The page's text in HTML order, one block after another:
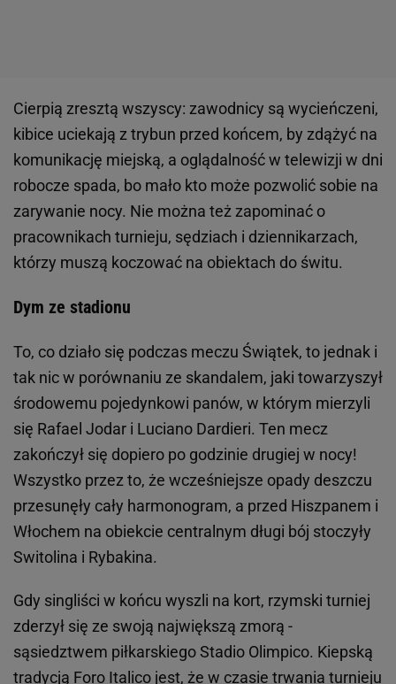
Cierpią zresztą wszyscy: zawodnicy są wycieńczeni,
kibice uciekają z trybun przed końcem, by zdążyć na
komunikację miejską, a oglądalność w telewizji w dni
robocze spada, bo mało kto może pozwolić sobie na
zarywanie nocy. Nie można też zapominać o
pracownikach turnieju, sędziach i dziennikarzach,
którzy muszą koczować na obiektach do świtu.
Dym ze stadionu
To, co działo się podczas meczu Świątek, to jednak i
tak nic w porównaniu ze skandalem, jaki towarzyszył
środowemu pojedynkowi panów, w którym mierzyli
się Rafael Jodar i Luciano Dardieri. Ten mecz
zakończył się dopiero po godzinie drugiej w nocy!
Wszystko przez to, że wcześniejsze opady deszczu
przesunęły cały harmonogram, a przed Hiszpanem i
Włochem na obiekcie centralnym długi bój stoczyły
Switolina i Rybakina.
Gdy singliści w końcu wyszli na kort, rzymski turniej
zderzył się ze swoją największą zmorą -
sąsiedztwem piłkarskiego Stadio Olimpico. Kiepską
tradycją Foro Italico jest, że w czasie trwania turnieju